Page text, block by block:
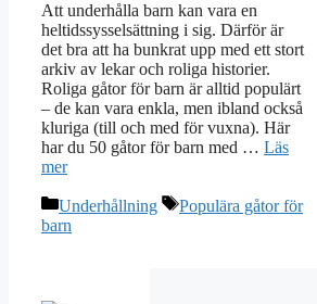
Att underhålla barn kan vara en
heltidssysselsättning i sig. Därför är
det bra att ha bunkrat upp med ett stort
arkiv av lekar och roliga historier.
Roliga gåtor för barn är alltid populärt
– de kan vara enkla, men ibland också
kluriga (till och med för vuxna). Här
har du 50 gåtor för barn med … Läs
mer
Kategorier
Underhållning Etiketter
Populära gåtor för
barn